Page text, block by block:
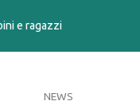
e ragazzi
NEWS